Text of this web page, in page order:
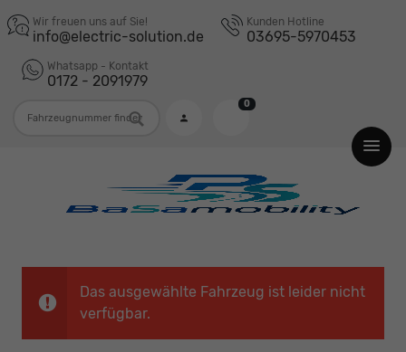
Wir freuen uns auf Sie!
info@electric-solution.de
Kunden Hotline
03695-5970453
Whatsapp - Kontakt
0172 - 2091979
0
Das ausgewählte Fahrzeug ist leider nicht
verfügbar.